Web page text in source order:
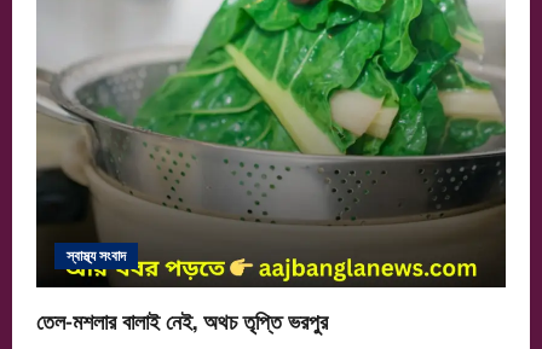
স্বাস্থ্য সংবাদ
তেল-মশলার বালাই নেই, অথচ তৃপ্তি ভরপুর